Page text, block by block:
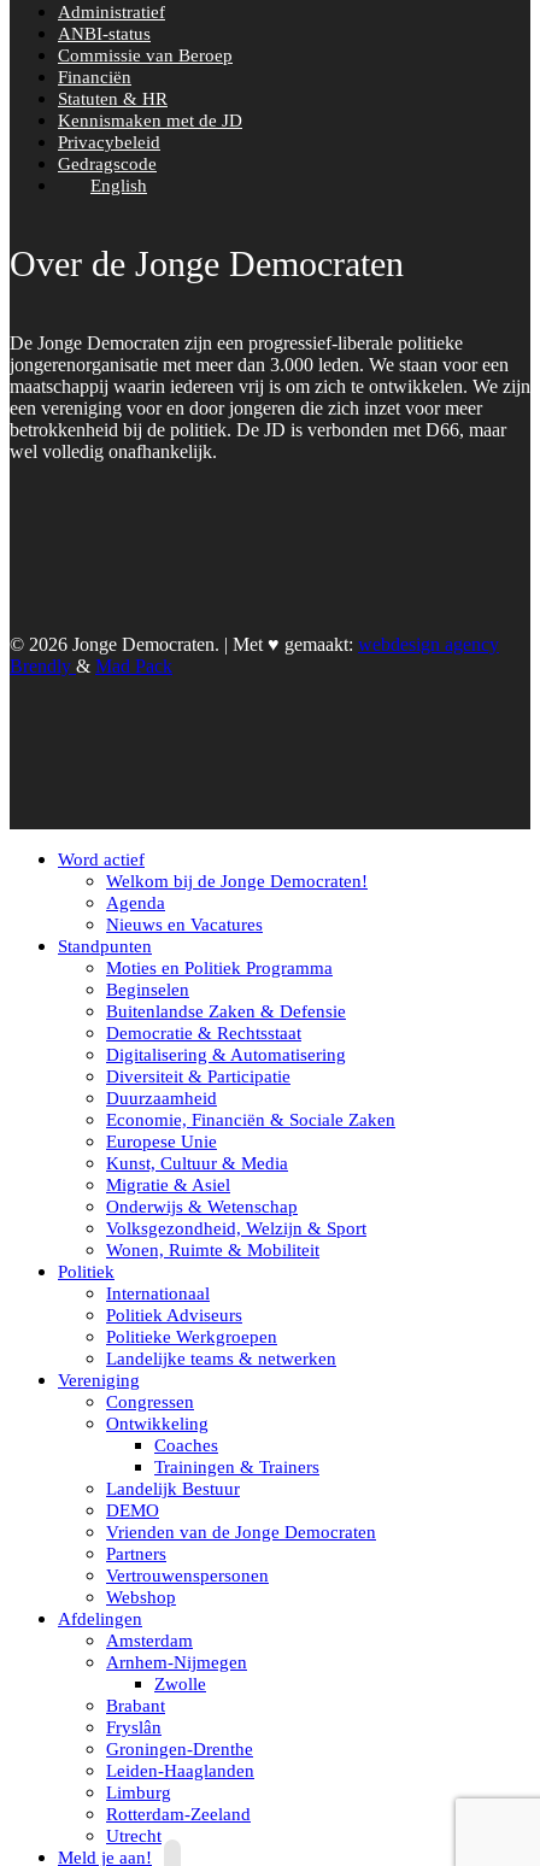
Administratief
ANBI-status
Commissie van Beroep
Financiën
Statuten & HR
Kennismaken met de JD
Privacybeleid
Gedragscode
English
Over de Jonge Democraten
De Jonge Democraten zijn een progressief-liberale politieke
jongerenorganisatie met meer dan 3.000 leden. We staan voor een
maatschappij waarin iedereen vrij is om zich te ontwikkelen. We zijn
een vereniging voor en door jongeren die zich inzet voor meer
betrokkenheid bij de politiek. De JD is verbonden met D66, maar
wel volledig onafhankelijk.
© 2026 Jonge Democraten. | Met ♥︎ gemaakt: webdesign agency
Brendly & Mad Pack
Word actief
Welkom bij de Jonge Democraten!
Agenda
Nieuws en Vacatures
Standpunten
Moties en Politiek Programma
Beginselen
Buitenlandse Zaken & Defensie
Democratie & Rechtsstaat
Digitalisering & Automatisering
Diversiteit & Participatie
Duurzaamheid
Economie, Financiën & Sociale Zaken
Europese Unie
Kunst, Cultuur & Media
Migratie & Asiel
Onderwijs & Wetenschap
Volksgezondheid, Welzijn & Sport
Wonen, Ruimte & Mobiliteit
Politiek
Internationaal
Politiek Adviseurs
Politieke Werkgroepen
Landelijke teams & netwerken
Vereniging
Congressen
Ontwikkeling
Coaches
Trainingen & Trainers
Landelijk Bestuur
DEMO
Vrienden van de Jonge Democraten
Partners
Vertrouwenspersonen
Webshop
Afdelingen
Amsterdam
Arnhem-Nijmegen
Zwolle
Brabant
Fryslân
Groningen-Drenthe
Leiden-Haaglanden
Limburg
Rotterdam-Zeeland
Utrecht
Meld je aan!